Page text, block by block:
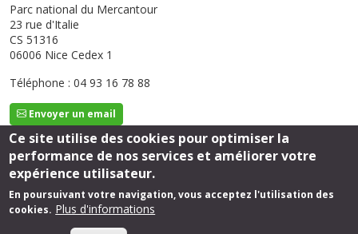
Parc national du Mercantour
23 rue d'Italie
CS 51316
06006 Nice Cedex 1
Téléphone : 04 93 16 78 88
Envoyer un email
Suivez-nous
Ce site utilise des cookies pour optimiser la
performance de nos services et améliorer votre
expérience utilisateur.
En poursuivant votre navigation, vous acceptez l'utilisation des
cookies. Plus d'informations